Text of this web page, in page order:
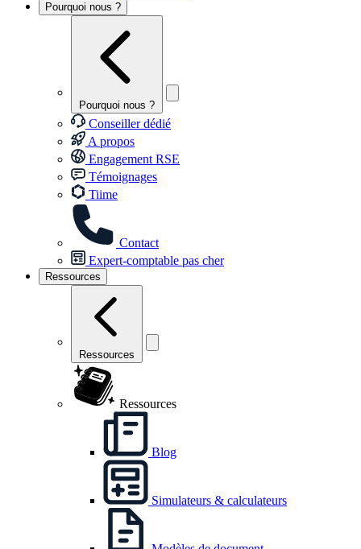
Pourquoi nous ?
Pourquoi nous ?
Conseiller dédié
A propos
Engagement RSE
Témoignages
Tiime
Contact
Expert-comptable pas cher
Ressources
Ressources
Ressources
Blog
Simulateurs & calculateurs